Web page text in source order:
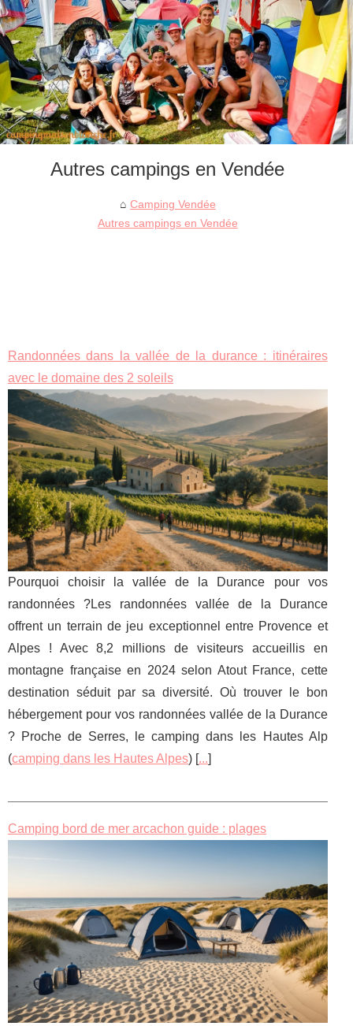
Autres campings en Vendée
Camping Vendée
Autres campings en Vendée
Randonnées dans la vallée de la durance : itinéraires
avec le domaine des 2 soleils
Pourquoi choisir la vallée de la Durance pour vos
randonnées ?Les randonnées vallée de la Durance
offrent un terrain de jeu exceptionnel entre Provence et
Alpes ! Avec 8,2 millions de visiteurs accueillis en
montagne française en 2024 selon Atout France, cette
destination séduit par sa diversité. Où trouver le bon
hébergement pour vos randonnées vallée de la Durance
? Proche de Serres, le camping dans les Hautes Alp
(camping dans les Hautes Alpes) [ ...
Camping bord de mer arcachon guide : plages